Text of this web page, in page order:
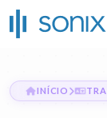
INÍCIO